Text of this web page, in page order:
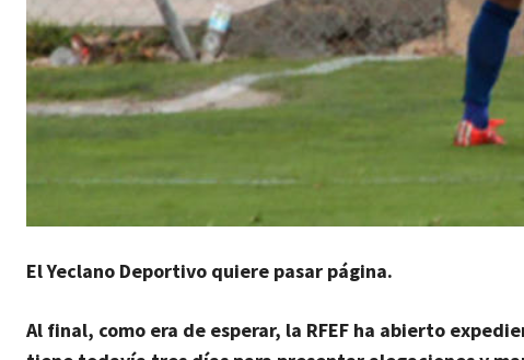
El Yeclano Deportivo quiere pasar página.
Al final, como era de esperar, la RFEF ha abierto